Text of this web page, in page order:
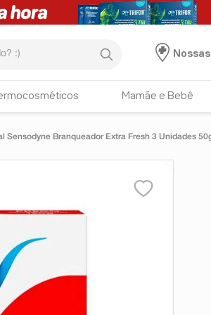
Mamãe e Bebê
Sensodyne Branqueador Extra Fresh 3 Unidades